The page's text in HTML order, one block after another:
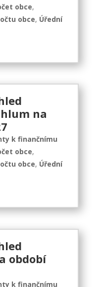
obce,
obce, Úřední
na
k finančnímu
obce,
obce, Úřední
období
k finančnímu